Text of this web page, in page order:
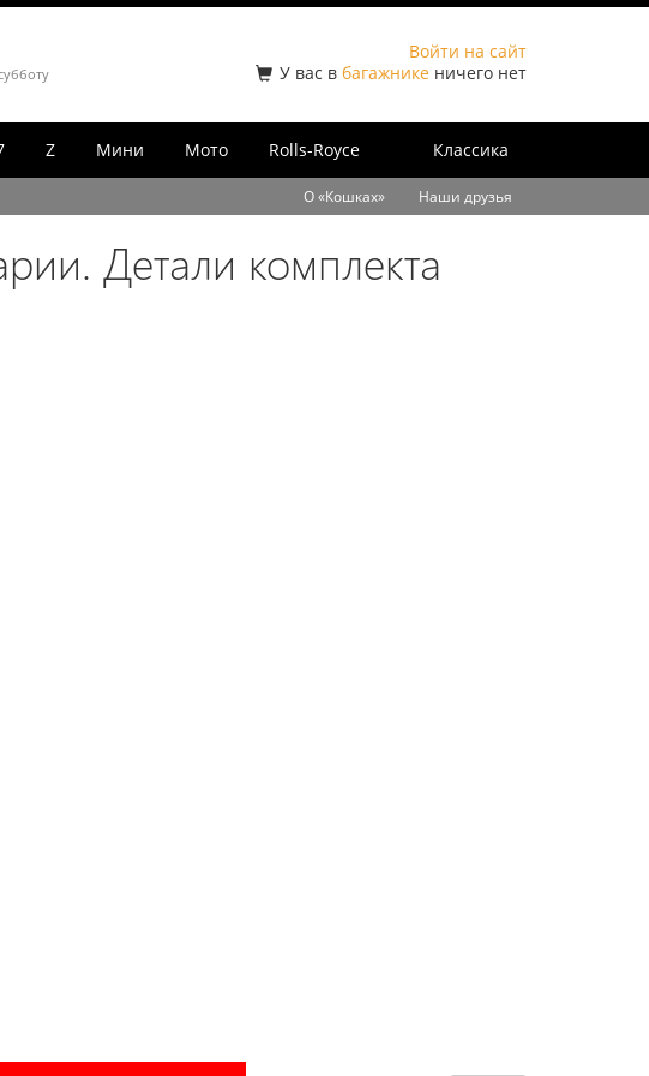
Войти на сайт
У вас в багажнике ничего нет
Z Мини Мото Rolls-Royce Классика
О «Кошках» Наши друзья
Детали комплекта